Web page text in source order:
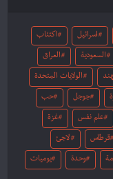
اسرائيل اكتئاب
السعودية العراق
الولايات المتحدة
جوجل حب
علم نفس غزة
قرطاس لاجئ
وحدة يوميات